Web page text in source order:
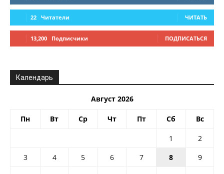
22 Читатели ЧИТАТЬ
13,200 Подписчики ПОДПИСАТЬСЯ
Календарь
Август 2026
Пн Вт Ср Чт Пт Сб Вс
1
2
3
4 5 6 7 8
9